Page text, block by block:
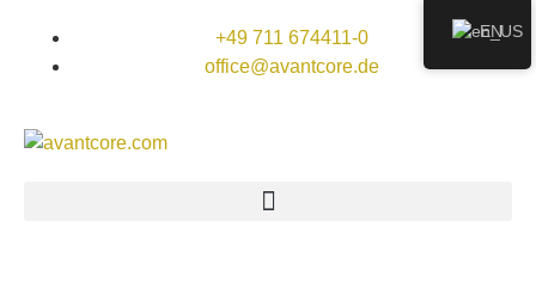
+49 711 674411-0
office@avantcore.de
EN